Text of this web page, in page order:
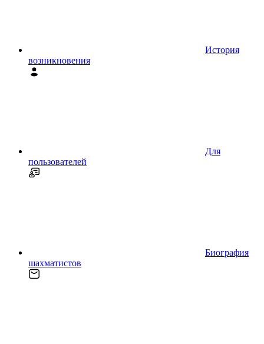
История
возникновения
Для
пользователей
Биография
шахматистов